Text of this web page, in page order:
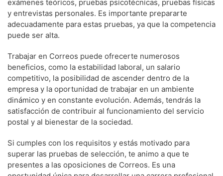
exámenes teóricos, pruebas psicotécnicas, pruebas físicas
y entrevistas personales. Es importante prepararte
adecuadamente para estas pruebas, ya que la competencia
puede ser alta.
Trabajar en Correos puede ofrecerte numerosos
beneficios, como la estabilidad laboral, un salario
competitivo, la posibilidad de ascender dentro de la
empresa y la oportunidad de trabajar en un ambiente
dinámico y en constante evolución. Además, tendrás la
satisfacción de contribuir al funcionamiento del servicio
postal y al bienestar de la sociedad.
Si cumples con los requisitos y estás motivado para
superar las pruebas de selección, te animo a que te
presentes a las oposiciones de Correos. Es una